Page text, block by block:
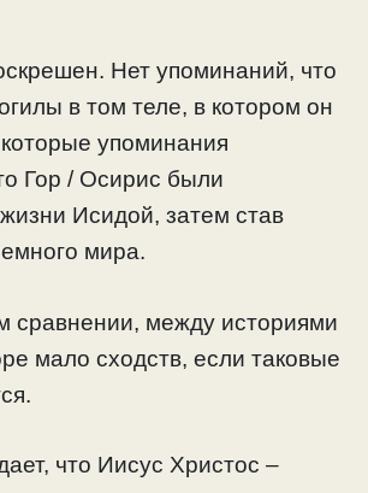
Нет упоминаний, что
в том теле, в котором он
упоминания
Гор / Осирис были
Исидой, затем став
мира.
сравнении, между историями
мало сходств, если таковые
что Иисус Христос –